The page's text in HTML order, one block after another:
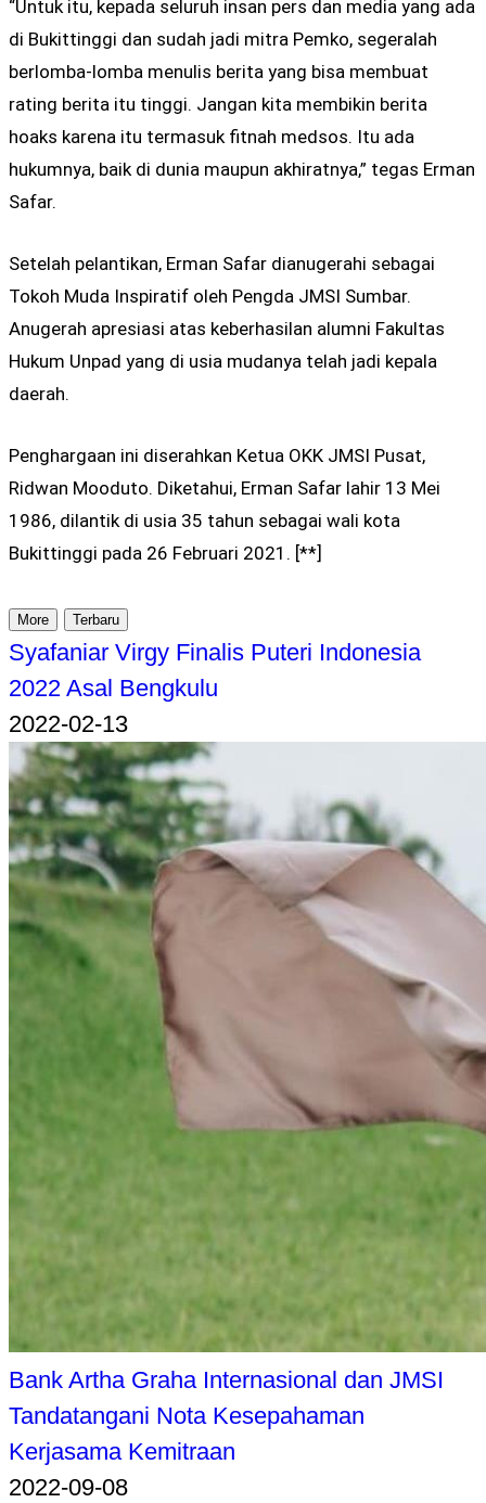
“Untuk itu, kepada seluruh insan pers dan media yang ada
di Bukittinggi dan sudah jadi mitra Pemko, segeralah
berlomba-lomba menulis berita yang bisa membuat
rating berita itu tinggi. Jangan kita membikin berita
hoaks karena itu termasuk fitnah medsos. Itu ada
hukumnya, baik di dunia maupun akhiratnya,” tegas Erman
Safar.
Setelah pelantikan, Erman Safar dianugerahi sebagai
Tokoh Muda Inspiratif oleh Pengda JMSI Sumbar.
Anugerah apresiasi atas keberhasilan alumni Fakultas
Hukum Unpad yang di usia mudanya telah jadi kepala
daerah.
Penghargaan ini diserahkan Ketua OKK JMSI Pusat,
Ridwan Mooduto. Diketahui, Erman Safar lahir 13 Mei
1986, dilantik di usia 35 tahun sebagai wali kota
Bukittinggi pada 26 Februari 2021. [**]
More Terbaru
Syafaniar Virgy Finalis Puteri Indonesia
2022 Asal Bengkulu
2022-02-13
Bank Artha Graha Internasional dan JMSI
Tandatangani Nota Kesepahaman
Kerjasama Kemitraan
2022-09-08